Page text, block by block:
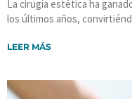
La cirugía estética ha
los últimos años,
LEER MÁS